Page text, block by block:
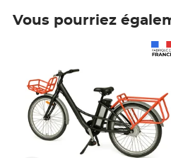
Vous pourriez